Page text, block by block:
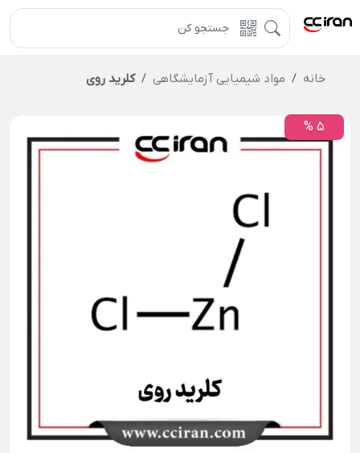
خانه مواد شیمیایی آزمایشگاهی کلرید روی
5 %